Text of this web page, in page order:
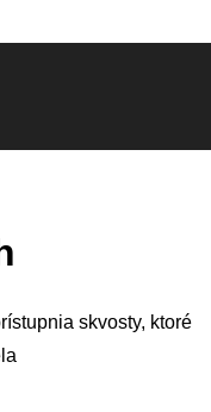
skvosty, ktoré